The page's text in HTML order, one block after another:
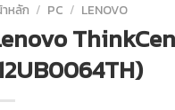
หลัก / PC / LENOVO